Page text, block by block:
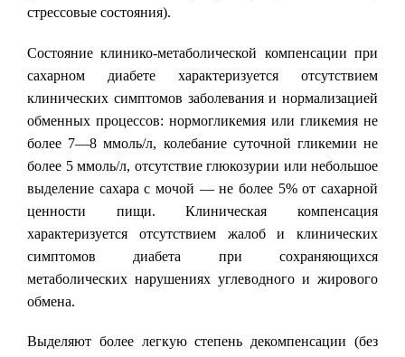
стрессовые состояния).
Состояние клинико-метаболической компенсации при
сахарном диабете характеризуется отсутствием
клинических симптомов заболевания и нормализацией
обменных процессов: нормогликемия или гликемия не
более 7—8 ммоль/л, колебание суточной гликемии не
более 5 ммоль/л, отсутствие глюкозурии или небольшое
выделение сахара с мочой — не более 5% от сахарной
ценности пищи. Клиническая компенсация
характеризуется отсутствием жалоб и клинических
симптомов диабета при сохраняющихся
метаболических нарушениях углеводного и жирового
обмена.
Выделяют более легкую степень декомпенсации (без